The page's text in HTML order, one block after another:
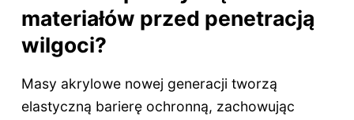
materiałów przed penetracją
wilgoci?
Masy akrylowe nowej generacji tworzą
elastyczną barierę ochronną, zachowując